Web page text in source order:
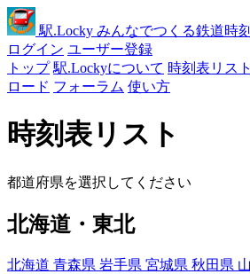
駅.Locky みんなでつくる鉄道時
ログイン ユーザー登録
トップ 駅.Lockyについて 時刻表リスト
ロード フォーラム 使い方
時刻表リスト
都道府県を選択してください
北海道・東北
北海道 青森県 岩手県 宮城県 秋田県